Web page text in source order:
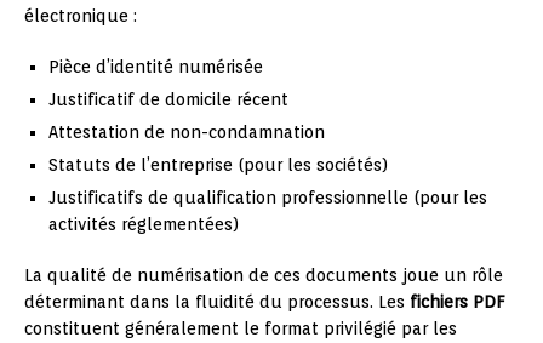
électronique :
Pièce d’identité numérisée
Justificatif de domicile récent
Attestation de non-condamnation
Statuts de l’entreprise (pour les sociétés)
Justificatifs de qualification professionnelle (pour les
activités réglementées)
La qualité de numérisation de ces documents joue un rôle
déterminant dans la fluidité du processus. Les fichiers PDF
constituent généralement le format privilégié par les